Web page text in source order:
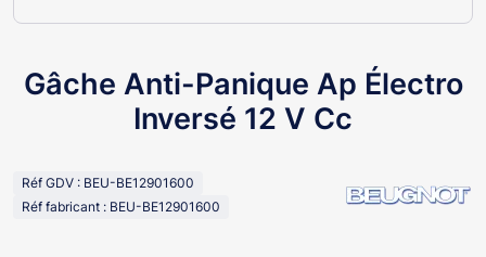
Gâche Anti-Panique Ap Électro
Inversé 12 V Cc
Réf GDV : BEU-BE12901600
Réf fabricant : BEU-BE12901600